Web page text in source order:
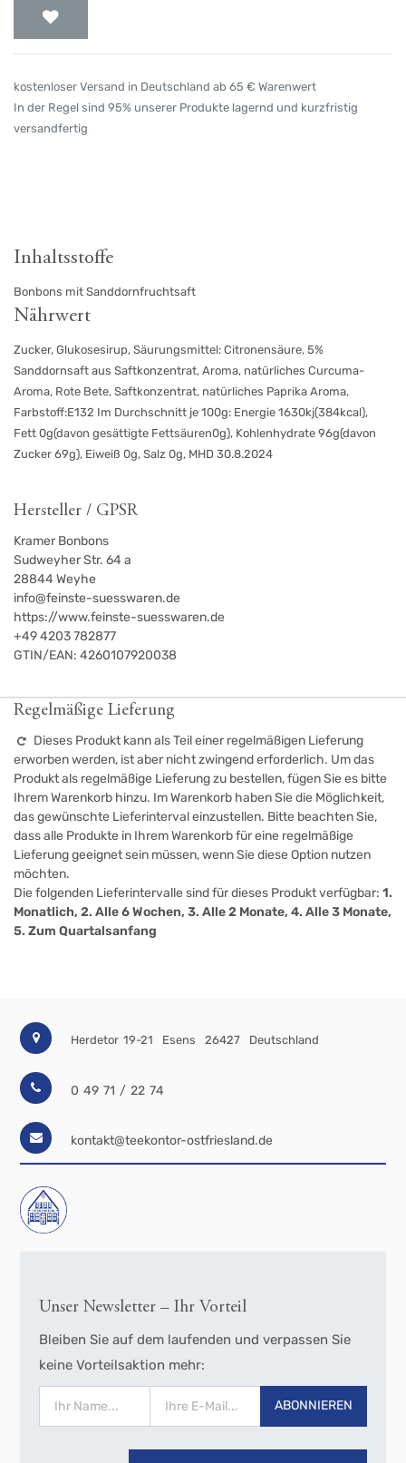
kostenloser Versand in Deutschland ab 65 € Warenwert
In der Regel sind 95% unserer Produkte lagernd und kurzfristig
versandfertig
Inhaltsstoffe
Bonbons mit Sanddornfruchtsaft
Nährwert
Zucker, Glukosesirup, Säurungsmittel: Citronensäure, 5%
Sanddornsaft aus Saftkonzentrat, Aroma, natürliches Curcuma-
Aroma, Rote Bete, Saftkonzentrat, natürliches Paprika Aroma,
Farbstoff:E132 Im Durchschnitt je 100g: Energie 1630kj(384kcal),
Fett 0g(davon gesättigte Fettsäuren0g), Kohlenhydrate 96g(davon
Zucker 69g), Eiweiß 0g, Salz 0g, MHD 30.8.2024
Hersteller / GPSR
Kramer Bonbons
Sudweyher Str. 64 a
28844 Weyhe
info@feinste-suesswaren.de
https://www.feinste-suesswaren.de
+49 4203 782877
GTIN/EAN: 4260107920038
Regelmäßige Lieferung
Dieses Produkt kann als Teil einer regelmäßigen Lieferung
erworben werden, ist aber nicht zwingend erforderlich. Um das
Produkt als regelmäßige Lieferung zu bestellen, fügen Sie es bitte
Ihrem Warenkorb hinzu. Im Warenkorb haben Sie die Möglichkeit,
das gewünschte Lieferinterval einzustellen. Bitte beachten Sie,
dass alle Produkte in Ihrem Warenkorb für eine regelmäßige
Lieferung geeignet sein müssen, wenn Sie diese Option nutzen
möchten.
Die folgenden Lieferintervalle sind für dieses Produkt verfügbar: 1.
Monatlich, 2. Alle 6 Wochen, 3. Alle 2 Monate, 4. Alle 3 Monate,
5. Zum Quartalsanfang
Herdetor 19-21 Esens 26427 Deutschland
0 49 71 / 22 74
kontakt@teekontor-ostfriesland.de
Unser Newsletter – Ihr Vorteil
Bleiben Sie auf dem laufenden und verpassen Sie
keine Vorteilsaktion mehr:
ABONNIEREN